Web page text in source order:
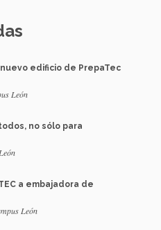
edificio de PrepaTec
León
no sólo para
a embajadora de
León